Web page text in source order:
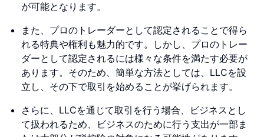
が可能となります。
また、プロのトレーダーとして認定されることで得ら
れる特典や権利も魅力的です。しかし、プロのトレー
ダーとして認定されるには様々な条件を満たす必要が
あります。そのため、簡単な方法としては、LLCを設
立し、その下で取引を始めることが挙げられます。
さらに、LLCを通じて取引を行う場合、ビジネスとし
て扱われるため、ビジネスのために行う支出が一部ま